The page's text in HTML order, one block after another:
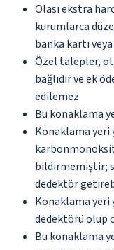
Olası ekstra
kurumlarca
banka kartı
Özel talepler,
bağlıdır ve ek
edilemez
Bu konaklama
Konaklama yeri
bildirmemiştir;
dedektör
Konaklama yeri
dedektörü olup
Bu konaklama